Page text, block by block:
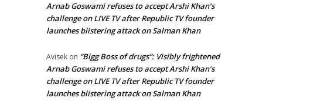
Arnab Goswami refuses to accept Arshi Khan’s
challenge on LIVE TV after Republic TV founder
launches blistering attack on Salman Khan
Avisek on “Bigg Boss of drugs”: Visibly frightened
Arnab Goswami refuses to accept Arshi Khan’s
challenge on LIVE TV after Republic TV founder
launches blistering attack on Salman Khan